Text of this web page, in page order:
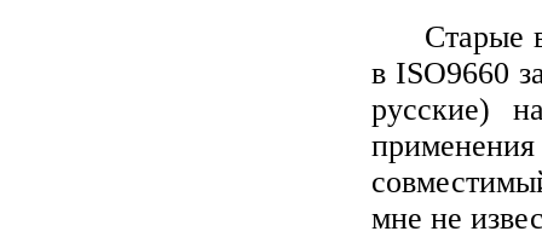
Старые
в ISO9660
русские)
мне не